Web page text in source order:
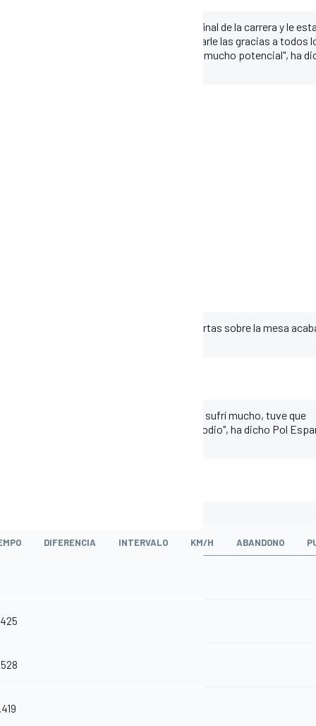
he intentado guardar gomas para el final de la carrera y le
mejor que la semana pasada, quiero darle las gracias a todos
y presionar al máximo porque tenemos mucho potencial", ha
cuando lo das todo y pones todas tus cartas sobre la mesa
gran podio", ha dicho Mir
pero al final cayó mucho la goma y sufrí mucho, tuve que
ha tenido premio entrar tan cerca del podio", ha dicho Pol
DIFERENCIA INTERVALO KM/H ABANDONO